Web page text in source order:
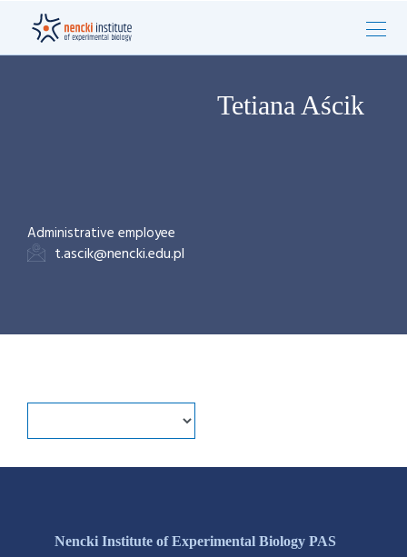
Tetiana Aścik
Administrative employee
t.ascik@nencki.edu.pl
Nencki Institute of Experimental Biology PAS